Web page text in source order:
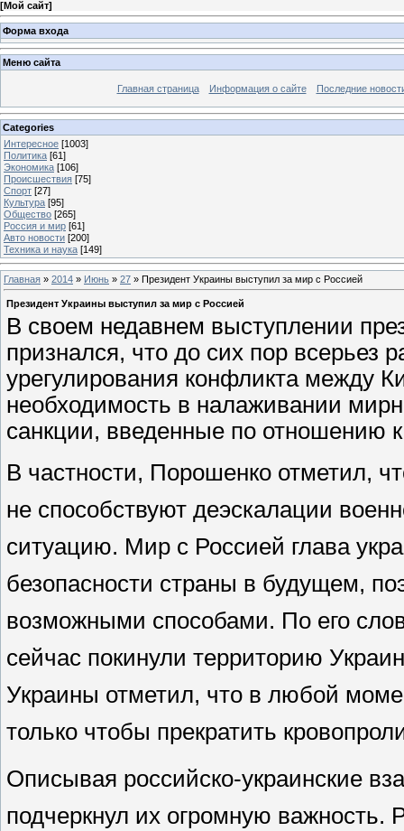
[Мой сайт]
Форма входа
Меню сайта
Главная страница Информация о сайте Последние
Categories
Интересное [1003]
Политика [61]
Экономика [106]
Происшествия [75]
Спорт [27]
Культура [95]
Общество [265]
Россия и мир [61]
Авто новости [200]
Техника и наука [149]
Главная » 2014 » Июнь » 27 » Президент Украины выступил за мир с Россией
Президент Украины выступил за мир с Россией
В своем недавнем выступлении
признался, что до сих пор всерьез
урегулирования конфликта между
необходимость в налаживании
санкции, введенные по отношению
В частности, Порошенко отметил,
не способствуют деэскалации
ситуацию. Мир с Россией глава
безопасности страны в будущем,
возможными способами. По его
сейчас покинули территорию
Украины отметил, что в любой
только чтобы прекратить
Описывая российско-украинские
подчеркнул их огромную